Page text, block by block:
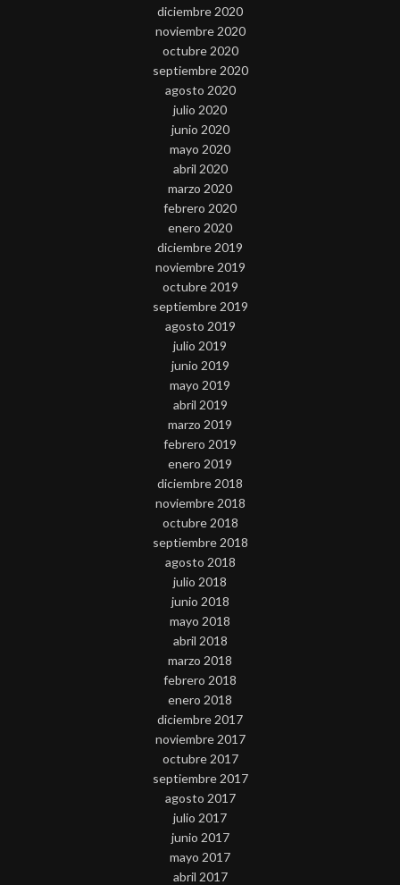
diciembre 2020
noviembre 2020
octubre 2020
septiembre 2020
agosto 2020
julio 2020
junio 2020
mayo 2020
abril 2020
marzo 2020
febrero 2020
enero 2020
diciembre 2019
noviembre 2019
octubre 2019
septiembre 2019
agosto 2019
julio 2019
junio 2019
mayo 2019
abril 2019
marzo 2019
febrero 2019
enero 2019
diciembre 2018
noviembre 2018
octubre 2018
septiembre 2018
agosto 2018
julio 2018
junio 2018
mayo 2018
abril 2018
marzo 2018
febrero 2018
enero 2018
diciembre 2017
noviembre 2017
octubre 2017
septiembre 2017
agosto 2017
julio 2017
junio 2017
mayo 2017
abril 2017